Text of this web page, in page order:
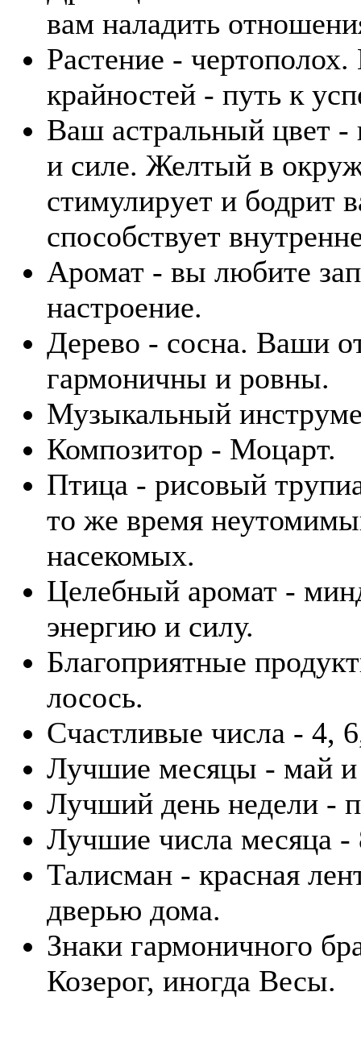
вам наладить
Растение -
крайностей - путь к
Ваш астральный цвет -
и силе. Желтый в
стимулирует и бодрит
способствует
Аромат - вы любите
настроение.
Дерево - сосна. Ваши
гармоничны и ровны.
Музыкальный
Композитор - Моцарт.
Птица - рисовый
то же время
насекомых.
Целебный аромат -
энергию и силу.
Благоприятные
лосось.
Счастливые числа - 4,
Лучшие месяцы - май
Лучший день недели -
Лучшие числа месяца -
Талисман - красная
дверью дома.
Знаки гармоничного
Козерог, иногда Весы.